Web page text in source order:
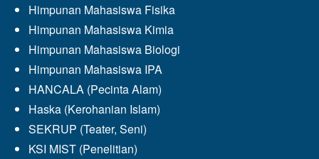
Himpunan Mahasiswa Fisika
Himpunan Mahasiswa Kimia
Himpunan Mahasiswa Biologi
Himpunan Mahasiswa IPA
HANCALA (Pecinta Alam)
Haska (Kerohanian Islam)
SEKRUP (Teater, Seni)
KSI MIST (Penelitian)